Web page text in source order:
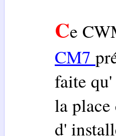
Ce
CM7
faite
la place
d'